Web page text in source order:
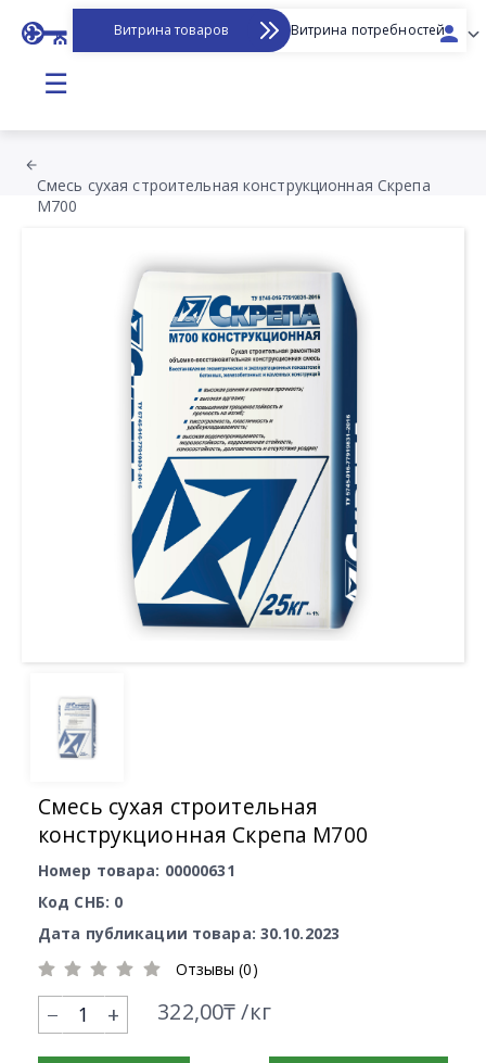
Витрина товаров Витрина потребностей
☰
Смесь сухая строительная конструкционная Скрепа
М700
Смесь сухая строительная
конструкционная Скрепа М700
Номер товара: 00000631
Код СНБ: 0
Дата публикации товара: 30.10.2023
Отзывы (0)
+ 322,00₸ /кг